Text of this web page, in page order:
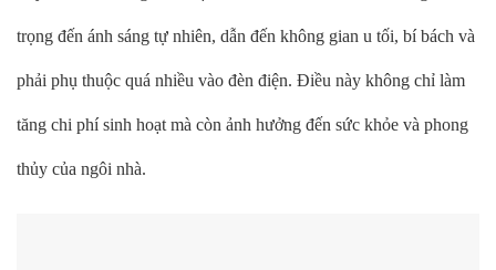
trọng đến ánh sáng tự nhiên, dẫn đến không gian u tối, bí bách và
phải phụ thuộc quá nhiều vào đèn điện. Điều này không chỉ làm
tăng chi phí sinh hoạt mà còn ảnh hưởng đến sức khỏe và phong
thủy của ngôi nhà.